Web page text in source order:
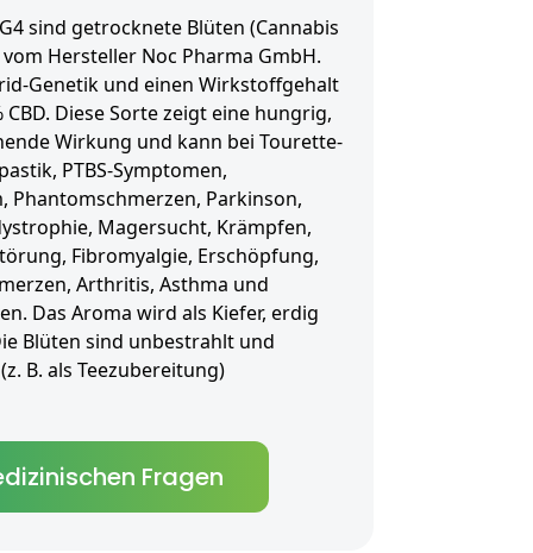
sind getrocknete Blüten (Cannabis
Hersteller Noc Pharma GmbH.
Genetik und einen Wirkstoffgehalt
CBD. Diese Sorte zeigt eine hungrig,
Wirkung und kann bei Tourette-
PTBS-Symptomen,
Phantomschmerzen, Parkinson,
Magersucht, Krämpfen,
Fibromyalgie, Erschöpfung,
Arthritis, Asthma und
Das Aroma wird als Kiefer, erdig
Blüten sind unbestrahlt und
B. als Teezubereitung)
Fragen